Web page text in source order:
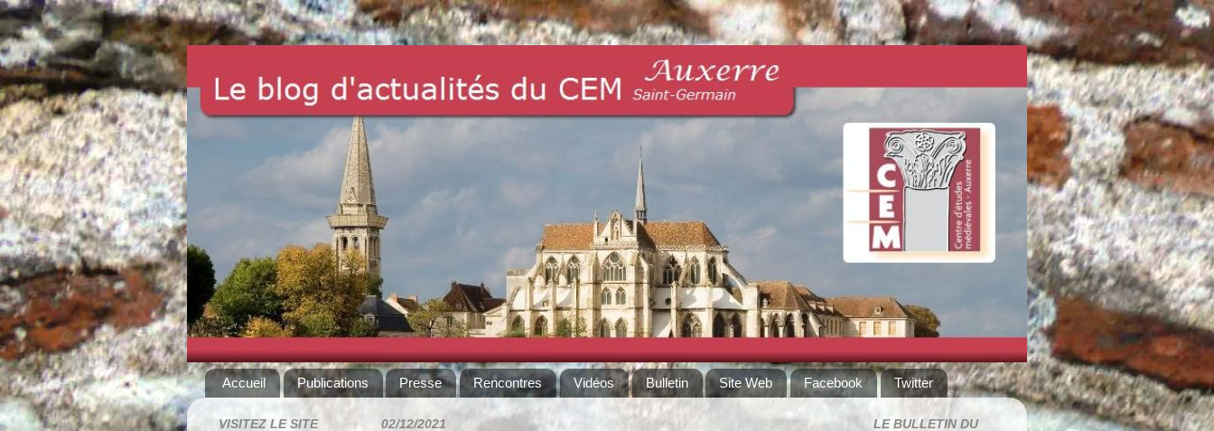
Accueil Publications Presse Rencontres Vidéos Bulletin Site Web Facebook Twitter
02/12/2021
VISITEZ LE SITE
LE BULLETIN DU